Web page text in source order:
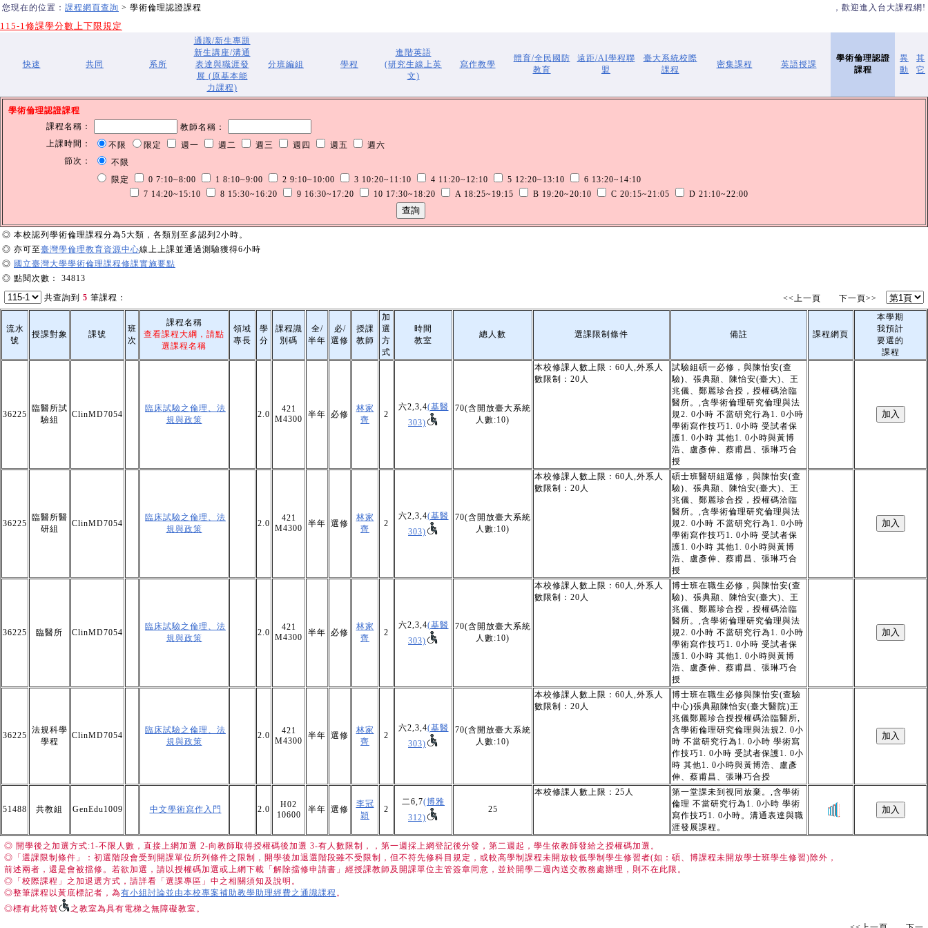
您現在的位置： 課程網頁查詢 > 學術倫理認證課程 ，歡迎進入台大課程網!
115-1修課學分數上下限規定
快速 共同 系所
通識/新生專題
新生講座/溝通
表達與職涯發
展 (原基本能
力課程)
分班編組 學程
進階英語
(研究生線上英
文)
寫作教學
體育/全民國防
教育
遠距/AI學程聯
盟
臺大系統校際
課程
密集課程 英語授課
學術倫理認證
課程
異
動
其
它
學術倫理認證課程
課程名稱：
教師名稱：
上課時間：
不限 限定 週一 週二 週三 週四 週五
週六
節次：
不限
限定
0 7:10~8:00 1 8:10~9:00 2 9:10~10:00 3 10:20~11:10 4 11:20~12:10 5 12:20~13:10
6 13:20~14:10
7 14:20~15:10
8 15:30~16:20 9 16:30~17:20 10 17:30~18:20 A 18:25~19:15 B 19:20~20:10 C 20:15~21:05 D 21:10~22:00
◎ 本校認列學術倫理課程分為5大類，各類別至多認列2小時。
◎ 亦可至臺灣學倫理教育資源中心線上上課並通過測驗獲得6小時
◎ 國立臺灣大學學術倫理課程修課實施要點
◎ 點閱次數： 34813
共查詢到 5 筆課程： <<上一頁 下一頁>>
流水
號
授課對象 課號
班
次
課程名稱
查看課程大綱，請點
選課程名稱
領域
專長
學
分
課程識
別碼
全/
半年
必/
選修
授課
教師
加
選
方
式
時間
教室
總人數 選課限制條件 備註 課程網頁
本學期
我預計
要選的
課程
36225
臨醫所試
驗組
ClinMD7054
臨床試驗之倫理、法
規與政策
2.0
421
M4300
半年 必修
林家
齊
2
六2,3,4(基醫
303)
70(含開放臺大系統
人數:10)
本校修課人數上限：60人,外系人
數限制：20人
試驗組碩一必修，與陳怡安(查
驗)、張典顯、陳怡安(臺大)、王
兆儀、鄭麗珍合授，授權碼洽臨
醫所。,含學術倫理研究倫理與法
規2. 0小時 不當研究行為1. 0小時
學術寫作技巧1. 0小時 受試者保
護1. 0小時 其他1. 0小時與黃博
浩、盧彥伸、蔡甫昌、張琳巧合
授
36225
臨醫所醫
研組
ClinMD7054
臨床試驗之倫理、法
規與政策
2.0
421
M4300
半年 選修
林家
齊
2
六2,3,4(基醫
303)
70(含開放臺大系統
人數:10)
本校修課人數上限：60人,外系人
數限制：20人
碩士班醫研組選修，與陳怡安(查
驗)、張典顯、陳怡安(臺大)、王
兆儀、鄭麗珍合授，授權碼洽臨
醫所。,含學術倫理研究倫理與法
規2. 0小時 不當研究行為1. 0小時
學術寫作技巧1. 0小時 受試者保
護1. 0小時 其他1. 0小時與黃博
浩、盧彥伸、蔡甫昌、張琳巧合
授
36225 臨醫所 ClinMD7054
臨床試驗之倫理、法
規與政策
2.0
421
M4300
半年 必修
林家
齊
2
六2,3,4(基醫
303)
70(含開放臺大系統
人數:10)
本校修課人數上限：60人,外系人
數限制：20人
博士班在職生必修，與陳怡安(查
驗)、張典顯、陳怡安(臺大)、王
兆儀、鄭麗珍合授，授權碼洽臨
醫所。,含學術倫理研究倫理與法
規2. 0小時 不當研究行為1. 0小時
學術寫作技巧1. 0小時 受試者保
護1. 0小時 其他1. 0小時與黃博
浩、盧彥伸、蔡甫昌、張琳巧合
授
36225
法規科學
學程
ClinMD7054
臨床試驗之倫理、法
規與政策
2.0
421
M4300
半年 選修
林家
齊
2
六2,3,4(基醫
303)
70(含開放臺大系統
人數:10)
本校修課人數上限：60人,外系人
數限制：20人
博士班在職生必修與陳怡安(查驗
中心)張典顯陳怡安(臺大醫院)王
兆儀鄭麗珍合授授權碼洽臨醫所,
含學術倫理研究倫理與法規2. 0小
時 不當研究行為1. 0小時 學術寫
作技巧1. 0小時 受試者保護1. 0小
時 其他1. 0小時與黃博浩、盧彥
伸、蔡甫昌、張琳巧合授
51488 共教組 GenEdu1009 中文學術寫作入門 2.0
H02
10600
半年 選修
李冠
穎
2
二6,7(博雅
312)
25
本校修課人數上限：25人
第一堂課未到視同放棄。,含學術
倫理 不當研究行為1. 0小時 學術
寫作技巧1. 0小時。溝通表達與職
涯發展課程。
◎ 開學後之加選方式:1-不限人數，直接上網加選 2-向教師取得授權碼後加選 3-有人數限制，，第一週採上網登記後分發，第二週起，學生依教師發給之授權碼加選。
◎「選課限制條件」：初選階段會受到開課單位所列條件之限制，開學後加退選階段雖不受限制，但不符先修科目規定，或較高學制課程未開放較低學制學生修習者(如：碩、博課程未開放學士班學生修習)除外，
前述兩者，還是會被擋修。若欲加選，請以授權碼加選或上網下載「解除擋修申請書」經授課教師及開課單位主管簽章同意，並於開學二週內送交教務處辦理，則不在此限。
◎「校際課程」之加退選方式，請詳看「選課專區」中之相關須知及說明。
◎整筆課程以黃底標記者，為有小組討論並由本校專案補助教學助理經費之通識課程 。
◎標有此符號
之教室為具有電梯之無障礙教室。